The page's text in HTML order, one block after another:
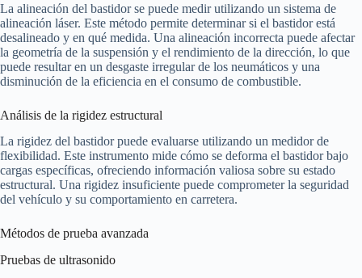
La alineación del bastidor se puede medir utilizando un sistema de
alineación láser. Este método permite determinar si el bastidor está
desalineado y en qué medida. Una alineación incorrecta puede afectar
la geometría de la suspensión y el rendimiento de la dirección, lo que
puede resultar en un desgaste irregular de los neumáticos y una
disminución de la eficiencia en el consumo de combustible.
Análisis de la rigidez estructural
La rigidez del bastidor puede evaluarse utilizando un medidor de
flexibilidad. Este instrumento mide cómo se deforma el bastidor bajo
cargas específicas, ofreciendo información valiosa sobre su estado
estructural. Una rigidez insuficiente puede comprometer la seguridad
del vehículo y su comportamiento en carretera.
Métodos de prueba avanzada
Pruebas de ultrasonido